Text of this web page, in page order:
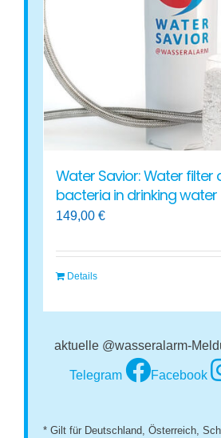
Water Savior: Water filter
bacteria in drinking water
149,00€
Details
aktuelle @wasseralarm-
Telegram Facebook
* Gilt für Deutschland, Österreich,